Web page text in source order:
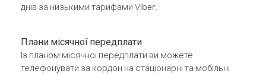
днів за низькими тарифами Viber.
Плани місячної передплати
Із планом місячної передплати ви можете
телефонувати за кордон на стаціонарні та мобільні